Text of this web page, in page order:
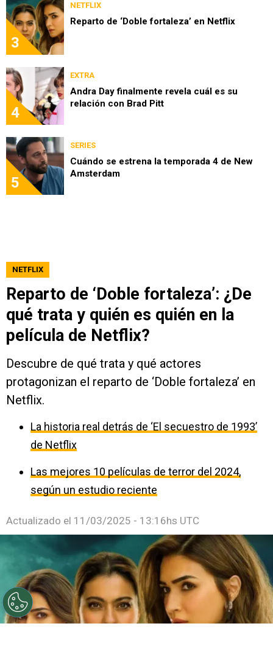
3
NETFLIX
Reparto de ‘Doble fortaleza’ en Netflix
4
EXTRA
Andra Day finalmente revela cuál es su
relación con Brad Pitt
5
SERIES
Cuándo se estrena la temporada 4 de New
Amsterdam
NETFLIX
Reparto de ‘Doble fortaleza’: ¿De
qué trata y quién es quién en la
película de Netflix?
Descubre de qué trata y qué actores
protagonizan el reparto de ‘Doble fortaleza’ en
Netflix.
La historia real detrás de ‘El secuestro de 1993’
de Netflix
Las mejores 10 películas de terror del 2024,
según un estudio reciente
Actualizado el 11/03/2025 - 13:16hs UTC